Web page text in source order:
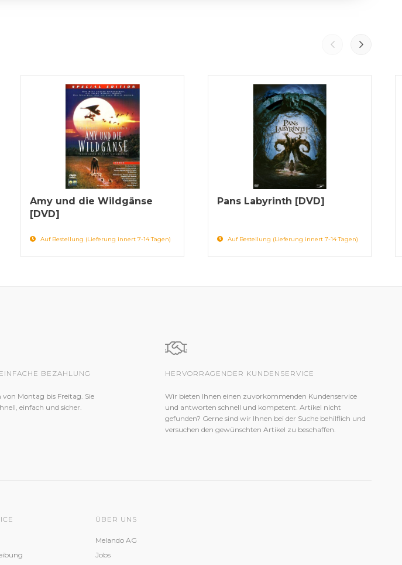
Amy und die Wildgänse
[DVD]
Auf Bestellung (Lieferung innert 7-14 Tagen)
Pans Labyrinth [DVD]
Auf Bestellung (Lieferung innert 7-14 Tagen)
BEZAHLUNG
Montag bis Freitag. Sie
einfach und sicher.
HERVORRAGENDER KUNDENSERVICE
Wir bieten Ihnen einen zuvorkommenden Kundenservice
und antworten schnell und kompetent. Artikel nicht
gefunden? Gerne sind wir Ihnen bei der Suche behilflich und
versuchen den gewünschten Artikel zu beschaffen.
ÜBER UNS
Melando AG
Jobs